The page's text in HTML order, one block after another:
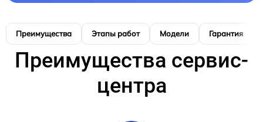
Преимущества Этапы работ Модели Гарантия
Преимущества сервис-
центра